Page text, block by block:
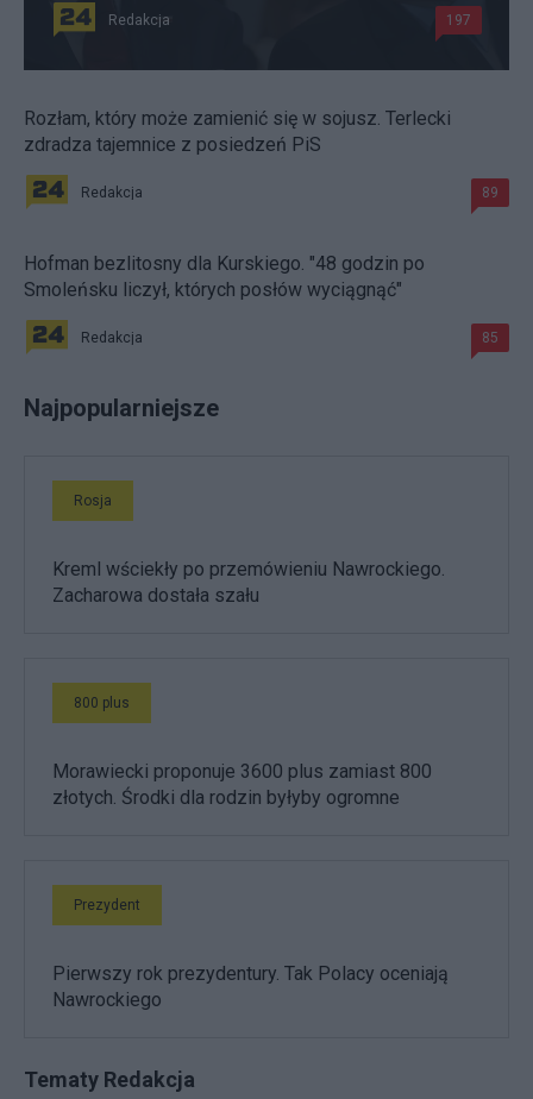
Redakcja 197
Rozłam, który może zamienić się w sojusz. Terlecki
zdradza tajemnice z posiedzeń PiS
Redakcja 89
Hofman bezlitosny dla Kurskiego. "48 godzin po
Smoleńsku liczył, których posłów wyciągnąć"
Redakcja 85
Najpopularniejsze
Rosja
Kreml wściekły po przemówieniu Nawrockiego.
Zacharowa dostała szału
800 plus
Morawiecki proponuje 3600 plus zamiast 800
złotych. Środki dla rodzin byłyby ogromne
Prezydent
Pierwszy rok prezydentury. Tak Polacy oceniają
Nawrockiego
Tematy Redakcja